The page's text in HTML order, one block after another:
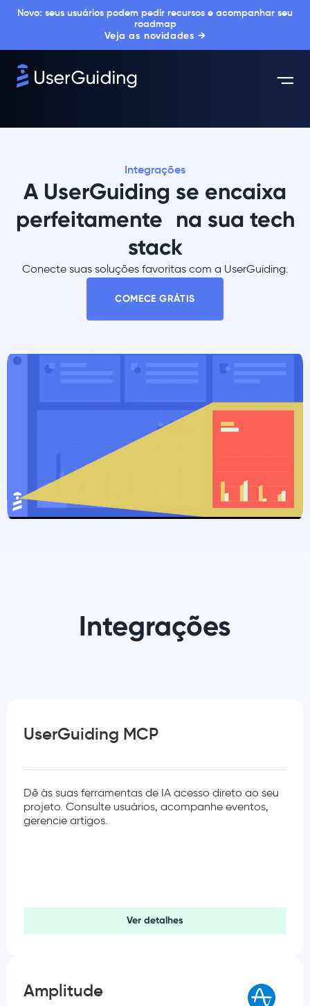
Novo: seus usuários podem pedir recursos e acompanhar seu
roadmap
Veja as novidades →
Integrações
A UserGuiding se encaixa
perfeitamente na sua tech
stack
Conecte suas soluções favoritas com a UserGuiding.
COMECE GRÁTIS
Integrações
UserGuiding MCP
Dê às suas ferramentas de IA acesso direto ao seu
projeto. Consulte usuários, acompanhe eventos,
gerencie artigos.
Ver detalhes
Amplitude